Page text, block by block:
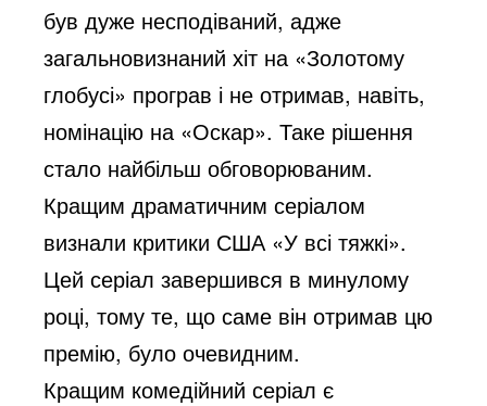
був дуже несподіваний, адже
загальновизнаний хіт на «Золотому
глобусі» програв і не отримав, навіть,
номінацію на «Оскар». Таке рішення
стало найбільш обговорюваним.
Кращим драматичним серіалом
визнали критики США «У всі тяжкі».
Цей серіал завершився в минулому
році, тому те, що саме він отримав цю
премію, було очевидним.
Кращим комедійний серіал є